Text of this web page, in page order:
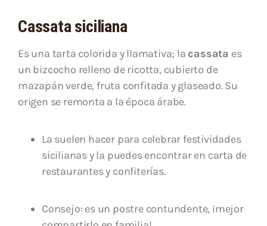
Cassata siciliana
Es una tarta colorida y llamativa; la cassata es
un bizcocho relleno de ricotta, cubierto de
mazapán verde, fruta confitada y glaseado. Su
origen se remonta a la época árabe.
La suelen hacer para celebrar festividades
sicilianas y la puedes encontrar en carta de
restaurantes y confiterías.
Consejo: es un postre contundente, ¡mejor